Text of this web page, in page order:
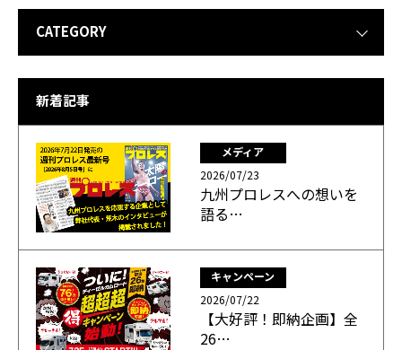
CATEGORY
新着記事
メディア
2026/07/23
九州プロレスへの想いを
語る…
キャンペーン
2026/07/22
【大好評！即納企画】全
26…